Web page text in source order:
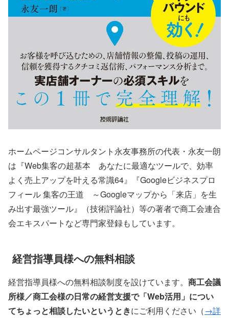
ホームページコンサルタント永友事務所の代表・永友一朗
は『Web集客の超基本 あなたに最適なツールで、効率
よく売上アップを叶える常識64』『Googleビジネスプロ
フィール 集客の王道 ～Googleマップから「来店」を生
み出す最強ツール』（技術評論社）等の著者で商工会連合
会エキスパートなど専門家登録もしています。
経営指導員様への無料相談
経営指導員様への無料相談制度を設けています。 商工会議
所様／商工会様の日常の経営支援で「Web活用」につい
てちょっと相談したいというときにご利用ください（→詳